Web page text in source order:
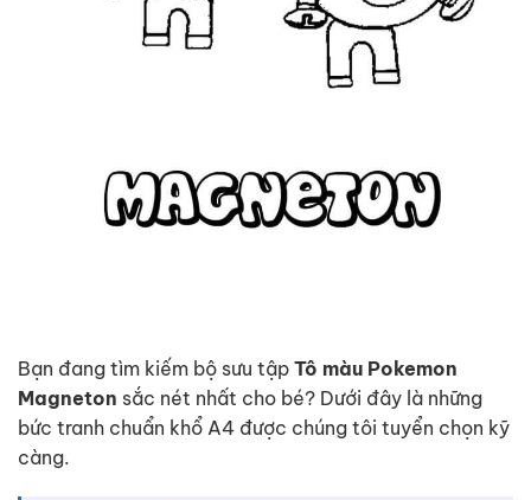
Bạn đang tìm kiếm bộ sưu tập Tô màu Pokemon
Magneton sắc nét nhất cho bé? Dưới đây là những
bức tranh chuẩn khổ A4 được chúng tôi tuyển chọn kỹ
càng.